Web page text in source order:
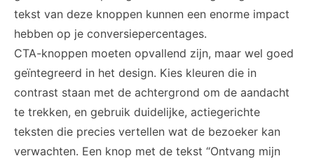
tekst van deze knoppen kunnen een enorme impact
hebben op je conversiepercentages.
CTA-knoppen moeten opvallend zijn, maar wel goed
geïntegreerd in het design. Kies kleuren die in
contrast staan met de achtergrond om de aandacht
te trekken, en gebruik duidelijke, actiegerichte
teksten die precies vertellen wat de bezoeker kan
verwachten. Een knop met de tekst “Ontvang mijn